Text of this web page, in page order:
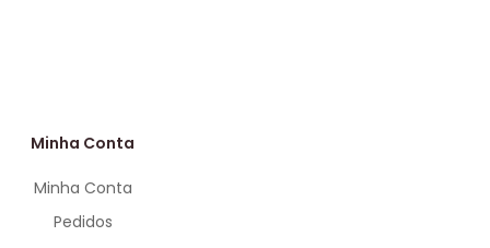
Minha Conta
Minha Conta
Pedidos